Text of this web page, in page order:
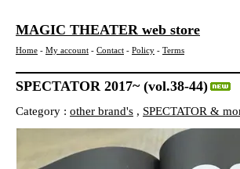
MAGIC THEATER web store
Home - My account - Contact - Policy - Terms
SPECTATOR 2017~ (vol.38-44)
Category : other brand's , SPECTATOR &